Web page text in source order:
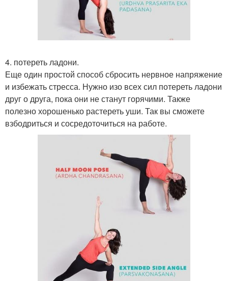
4. потереть ладони.
Еще один простой способ сбросить нервное напряжение
и избежать стресса. Нужно изо всех сил потереть ладони
друг о друга, пока они не станут горячими. Также
полезно хорошенько растереть уши. Так вы сможете
взбодриться и сосредоточиться на работе.